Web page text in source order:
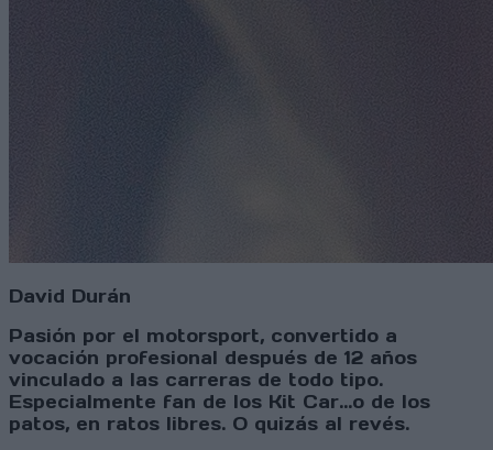
David Durán
Pasión por el motorsport, convertido a
vocación profesional después de 12 años
vinculado a las carreras de todo tipo.
Especialmente fan de los Kit Car...o de los
patos, en ratos libres. O quizás al revés.